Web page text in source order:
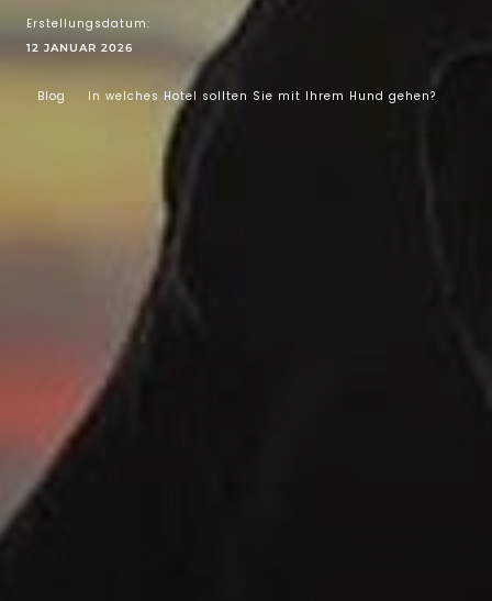
12 JANUAR 2026
Erstellungsdatum:
Blog In welches Hotel sollten Sie mit Ihrem Hund gehen?